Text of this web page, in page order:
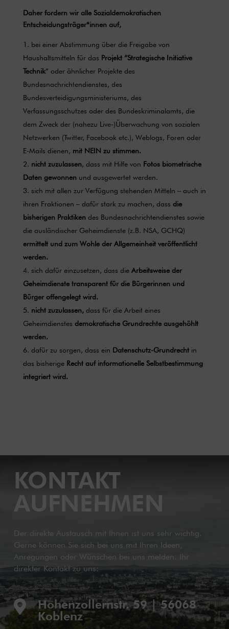
Daher fordern wir alle Sozialdemokratischen
Entscheidungsträger*innen auf,
bei einer Abstimmung über die Freigabe von
Haushaltsmitteln für das Projekt “Strategische Initiative
Technik” oder ähnlicher Projekte des
Bundesnachrichtendienstes, des
Bundesverteidigungsministeriums, des
Verfassungsschutzes oder des Bundeskriminalamts, die
dem Zweck der (nahezu Live-)Überwachung von sozialen
Netzwerken (Twitter, Facebook etc.), Weblogs, Foren oder
E-Mails dienen, mit NEIN zu stimmen.
nicht zuzulassen, dass mit Hilfe von Fotos biometrische
Daten gewonnen und ausgewertet werden.
sich mit allen zur Verfügung stehenden Mitteln – auch in
ihren Fraktionen – dafür stark zu machen, dass die
bisherigen Praktikendes Bundesnachrichtendienstes sowie
die ausländischer Geheimdienste (z.B. NSA, GCHQ)
ermittelt und zum Wohle der Allgemeinheit veröffentlicht
werden.
sich dafür einzusetzen, dass die Arbeitsweise der
Geheimdienste transparent für die Bürgerinnen und
Bürger offengelegt wird.
nicht zuzulassen,dass für die Arbeit eines
Geheimdienstes demokratische Grundrechte ausgehöhlt
werden.
dafür zu sorgen, dass ein Datenschutz-Grundrechtin
das bisherige Recht auf informationelle Selbstbestimmung
integriert wird.
KONTAKT
AUFNEHMEN
Der direkte Austausch mit Ihnen ist uns sehr wichtig.
Gerne können Sie sich bei uns mit Ihren Ideen,
Anregungen oder Wünschen bei uns melden. Ihr
direkter Kontakt zu uns:

Hohenzollernstr. 59 | 56068
Koblenz